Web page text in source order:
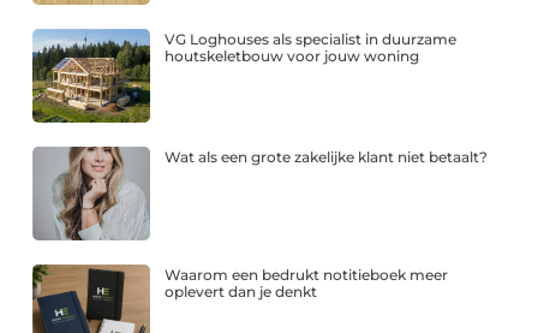
VG Loghouses als specialist in duurzame
houtskeletbouw voor jouw woning
Wat als een grote zakelijke klant niet betaalt?
Waarom een bedrukt notitieboek meer
oplevert dan je denkt